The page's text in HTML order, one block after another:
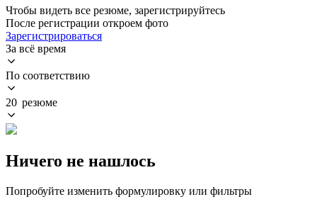
Чтобы видеть все резюме, зарегистрируйтесь
После регистрации откроем фото
Зарегистрироваться
За всё время
По соответствию
20 резюме
Ничего не нашлось
Попробуйте изменить формулировку или фильтры